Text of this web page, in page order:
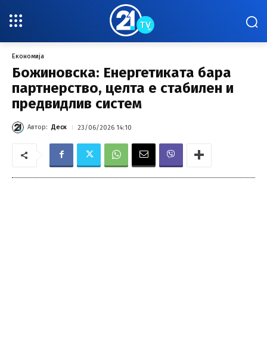
Економија
Божиновска: Енергетиката бара
партнерство, целта е стабилен и
предвидлив систем
Автор: Деск 23/06/2026 14:10